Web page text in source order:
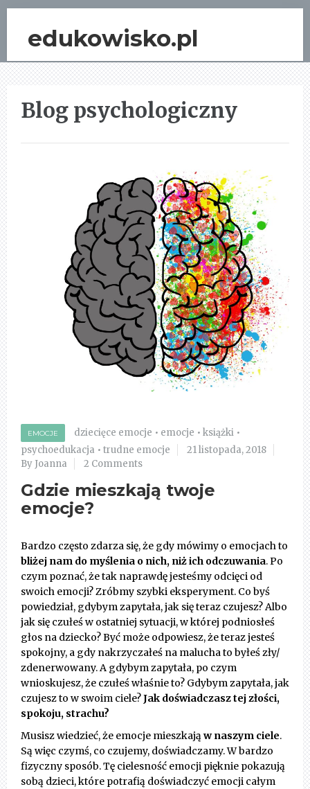
edukowisko.pl
Blog psychologiczny
EMOCJE dziecięce emocje • emocje • książki •
psychoedukacja • trudne emocje
21 listopada, 2018
By Joanna
2 Comments
Gdzie mieszkają twoje
emocje?
Bardzo często zdarza się, że gdy mówimy o emocjach to
bliżej nam do myślenia o nich, niż ich odczuwania. Po
czym poznać, że tak naprawdę jesteśmy odcięci od
swoich emocji? Zróbmy szybki eksperyment. Co byś
powiedział, gdybym zapytała, jak się teraz czujesz? Albo
jak się czułeś w ostatniej sytuacji, w której podniosłeś
głos na dziecko? Być może odpowiesz, że teraz jesteś
spokojny, a gdy nakrzyczałeś na malucha to byłeś zły/
zdenerwowany. A gdybym zapytała, po czym
wnioskujesz, że czułeś właśnie to? Gdybym zapytała, jak
czujesz to w swoim ciele?Jak doświadczasz tej złości,
spokoju, strachu?
Musisz wiedzieć, że emocje mieszkająw naszym ciele.
Są więc czymś, co czujemy, doświadczamy. W bardzo
fizyczny sposób. Tę cielesność emocji pięknie pokazują
sobą dzieci, które potrafią doświadczyć emocji całym